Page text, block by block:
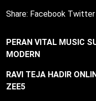
Share: Facebook Twitter
PERAN VITAL MUSIC
MODERN
RAVI TEJA HADIR
ZEE5